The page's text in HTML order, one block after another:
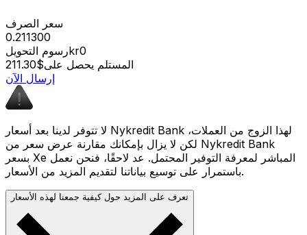
سعر الصرف
0.211300
رسوم التحويلkr0
المستلم يحصل على$211.30
إرسال الآن
لا تتوفر لدينا بعد أسعار Nykredit Bank لهذا الزوج من العملات،
لكن لا يزال بإمكانك مقارنة عرض سعر من Nykredit Bank
بسعر Xe المباشر لمعرفة التوفير المحتمل. عد لاحقًا، فنحن نعمل
باستمرار على توسيع بياناتنا لتقديم المزيد من الأسعار.
تعرف على المزيد حول كيفية جمعنا لهذه الأسعار